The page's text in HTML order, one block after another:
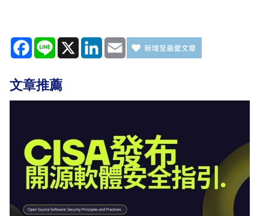
Facebook
Line X LinkedIn
Email
文章推薦